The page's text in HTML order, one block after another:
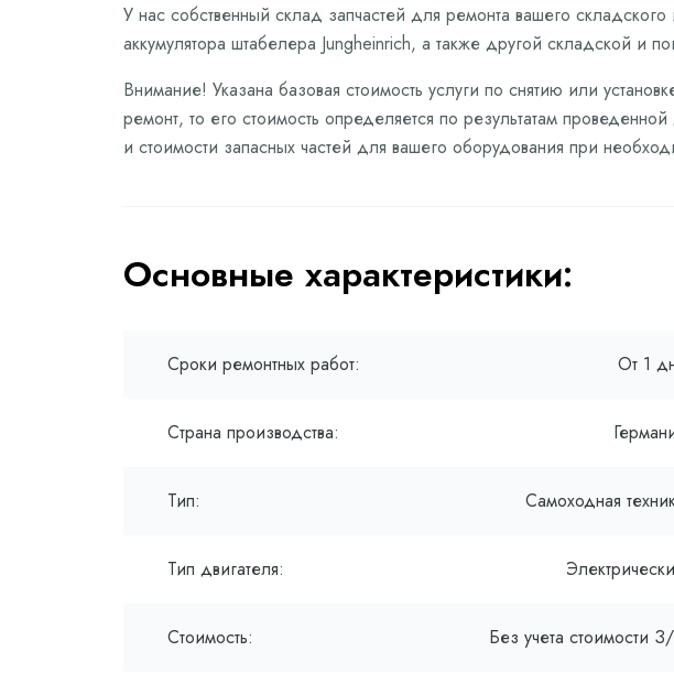
У нас собственный склад запчастей для ремонта вашего
аккумулятора штабелера Jungheinrich, а также другой складской и
Внимание! Указана базовая стоимость услуги по снятию или
ремонт, то его стоимость определяется по результатам
и стоимости запасных частей для вашего оборудования при
Основные характеристики:
Сроки ремонтных работ: От 1
Страна производства:
Тип: Самоходная
Тип двигателя:
Стоимость: Без учета стоимости